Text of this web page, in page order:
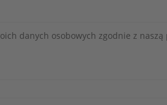
danych osobowych zgodnie z naszą